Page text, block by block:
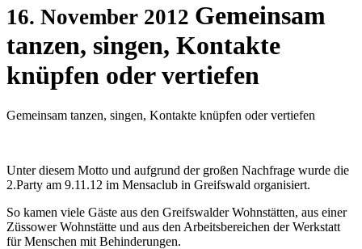
16. November 2012 Gemeinsam
tanzen, singen, Kontakte
knüpfen oder vertiefen
Gemeinsam tanzen, singen, Kontakte knüpfen oder vertiefen
Unter diesem Motto und aufgrund der großen Nachfrage wurde die
2.Party am 9.11.12 im Mensaclub in Greifswald organisiert.
So kamen viele Gäste aus den Greifswalder Wohnstätten, aus einer
Züssower Wohnstätte und aus den Arbeitsbereichen der Werkstatt
für Menschen mit Behinderungen.